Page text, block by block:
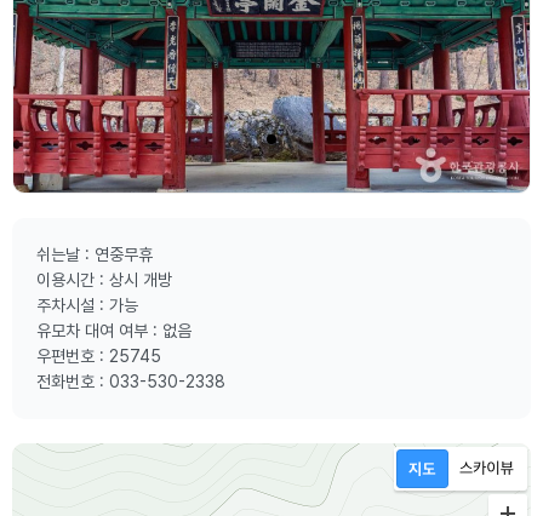
쉬는날 : 연중무휴
이용시간 : 상시 개방
주차시설 : 가능
유모차 대여 여부 : 없음
우편번호 : 25745
전화번호 : 033-530-2338